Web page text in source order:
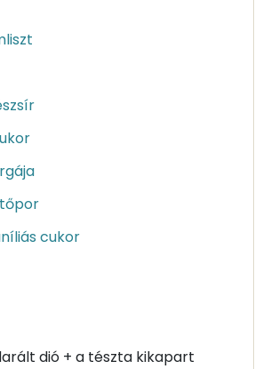
cukor
dió + a tészta kikapart